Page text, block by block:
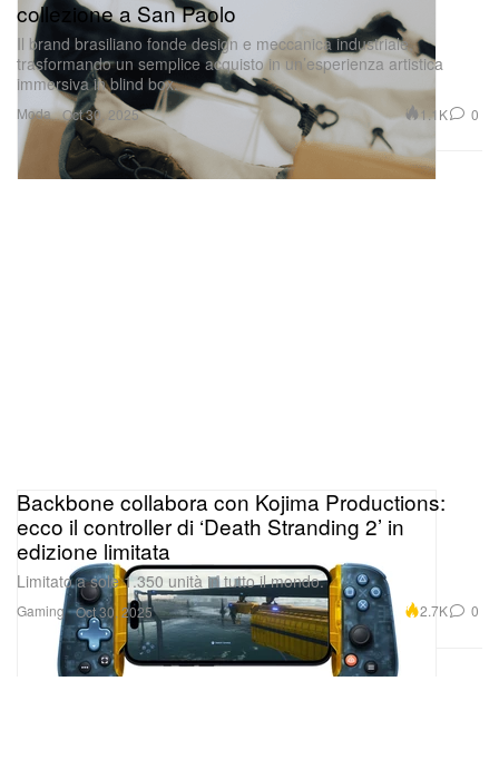
Moda
collezione a San Paolo
Il brand brasiliano fonde design e meccanica industriale,
trasformando un semplice acquisto in un’esperienza artistica
immersiva in blind box.
Oct 30, 2025 1.1K 0
Gaming
Backbone collabora con Kojima Productions:
ecco il controller di ‘Death Stranding 2’ in
edizione limitata
Limitato a sole 1.350 unità in tutto il mondo.
Oct 30, 2025 2.7K 0